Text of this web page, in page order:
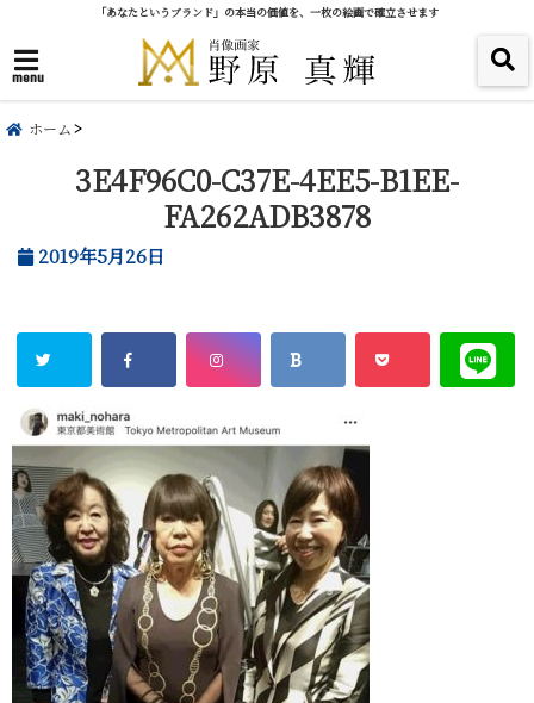
「あなたというブランド」の本当の価値を、一枚の絵画で確立させます
menu
ホーム
3E4F96C0-C37E-4EE5-B1EE-
FA262ADB3878
2019年5月26日